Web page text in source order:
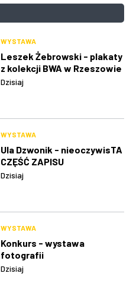
WYSTAWA
Leszek Żebrowski - plakaty
z kolekcji BWA w Rzeszowie
Dzisiaj
WYSTAWA
Ula Dzwonik - nieoczywisTA
CZĘŚĆ ZAPISU
Dzisiaj
WYSTAWA
Konkurs - wystawa
fotografii
Dzisiaj